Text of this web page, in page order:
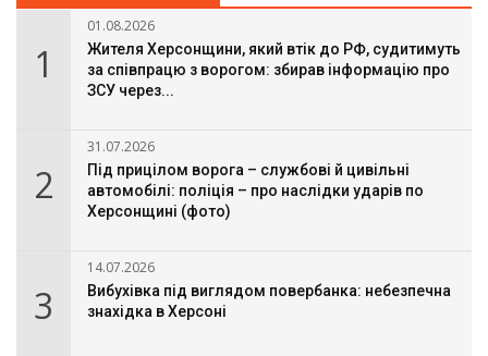
1
01.08.2026
Жителя Херсонщини, який втік до РФ, судитимуть
за співпрацю з ворогом: збирав інформацію про
ЗСУ через...
2
31.07.2026
Під прицілом ворога – службові й цивільні
автомобілі: поліція – про наслідки ударів по
Херсонщині (фото)
3
14.07.2026
Вибухівка під виглядом повербанка: небезпечна
знахідка в Херсоні